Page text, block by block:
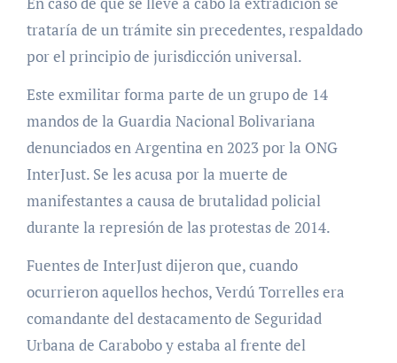
trataría de un trámite sin precedentes, respaldado
por el principio de jurisdicción universal.
Este exmilitar forma parte de un grupo de 14
mandos de la Guardia Nacional Bolivariana
denunciados en Argentina en 2023 por la ONG
InterJust. Se les acusa por la muerte de
manifestantes a causa de brutalidad policial
durante la represión de las protestas de 2014.
Fuentes de InterJust dijeron que, cuando
ocurrieron aquellos hechos, Verdú Torrelles era
comandante del destacamento de Seguridad
Urbana de Carabobo y estaba al frente del